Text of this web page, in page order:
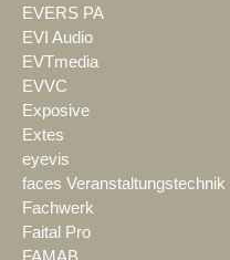
EVERS PA
EVI Audio
EVTmedia
EVVC
Exposive
Extes
eyevis
faces Veranstaltungstechnik
Fachwerk
Faital Pro